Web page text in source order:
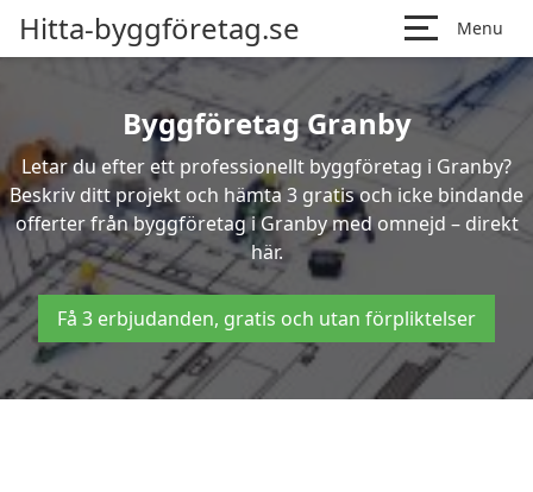
Hitta-byggföretag.se Menu
Byggföretag Granby
Letar du efter ett professionellt byggföretag i Granby?
Beskriv ditt projekt och hämta 3 gratis och icke bindande
offerter från byggföretag i Granby med omnejd – direkt
här.
Få 3 erbjudanden, gratis och utan förpliktelser